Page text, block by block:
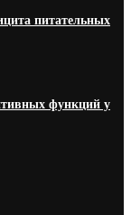
питательных
функций у